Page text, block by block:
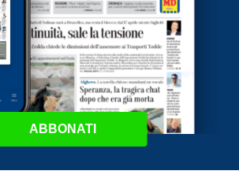
ABBONATI